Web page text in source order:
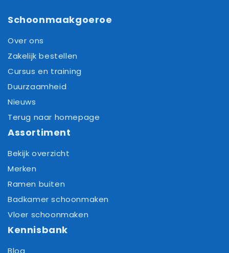
Schoonmaakgoeroe
Over ons
Zakelijk bestellen
Cursus en training
Duurzaamheid
Nieuws
Terug naar homepage
Assortiment
Bekijk overzicht
Merken
Ramen buiten
Badkamer schoonmaken
Vloer schoonmaken
Kennisbank
Blog